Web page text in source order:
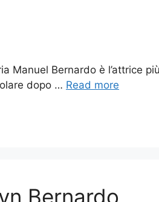
Manuel Bernardo è l’attrice più
dopo … Read more
Bernardo